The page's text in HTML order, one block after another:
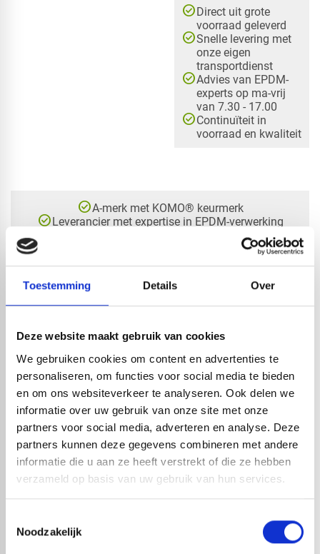
Toestemming Details Over
Deze website maakt gebruik van cookies
We gebruiken cookies om content en advertenties te
personaliseren, om functies voor social media te bieden
en om ons websiteverkeer te analyseren. Ook delen we
informatie over uw gebruik van onze site met onze
partners voor social media, adverteren en analyse. Deze
partners kunnen deze gegevens combineren met andere
informatie die u aan ze heeft verstrekt of die ze hebben
verzameld op basis van uw gebruik van hun services.
Noodzakelijk
check_circleDirect uit grote
voorraad geleverd
check_circleSnelle levering met
onze eigen
transportdienst
check_circleAdvies van EPDM-
experts op ma-vrij
van 7.30 - 17.00
check_circleContinuïteit in
voorraad en kwaliteit
check_circleA-merk met KOMO® keurmerk
check_circleLeverancier met expertise in EPDM-verwerking
HANDIG OM ER BIJ TE KOPEN
LEADAX ZWART 40 CM X 6
METER
LEADAX ZWART 33 CM X 6
METER